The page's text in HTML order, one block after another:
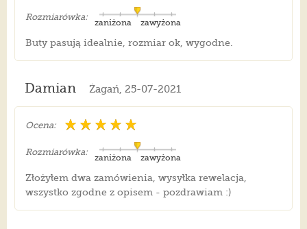
Rozmiarówka:
zawyżona
zaniżona
Buty pasują idealnie, rozmiar ok, wygodne.
Damian Żagań, 25-07-2021
Ocena:
Rozmiarówka:
zawyżona
zaniżona
Złożyłem dwa zamówienia, wysyłka rewelacja,
wszystko zgodne z opisem - pozdrawiam :)